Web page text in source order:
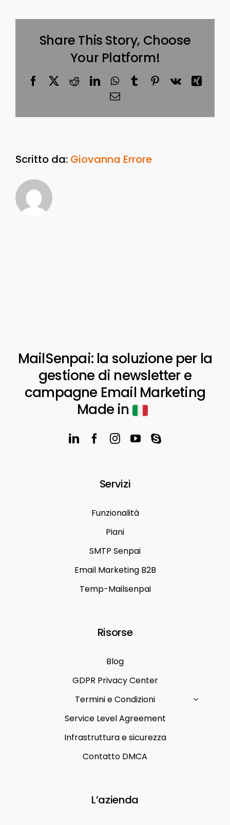
Share This Story, Choose
Your Platform!
FacebookRedditLinkedInWhatsApp
TumblrPinterest
Vk
Xing
Email
Scritto da: Giovanna Errore
MailSenpai: la soluzione per la
gestione di newsletter e
campagne Email Marketing
Made in
Servizi
Funzionalità
Piani
SMTP Senpai
Email Marketing B2B
Temp-Mailsenpai
Risorse
Blog
GDPR Privacy Center
Termini e Condizioni
Service Level Agreement
Infrastruttura e sicurezza
Contatto DMCA
L’azienda